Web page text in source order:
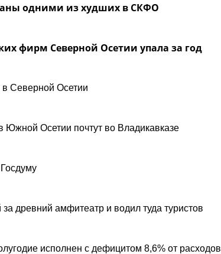
одними из худших в СКФО
фирм Северной Осетии упала за год
в Северной Осетии
Южной Осетии почтут во Владикавказе
древний амфитеатр и водил туда туристов
исполнен с дефицитом 8,6% от расходов